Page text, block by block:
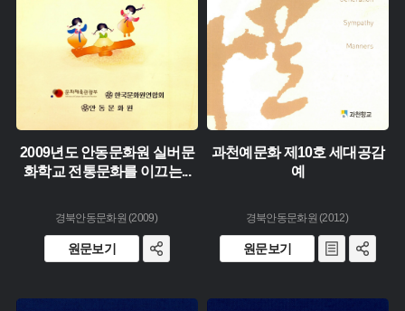
2009년도 안동문화원 실버문
화학교 전통문화를 이끄는...
경북안동문화원 (2009)
원문보기
과천예문화 제10호 세대공감
예
경북안동문화원 (2012)
원문보기